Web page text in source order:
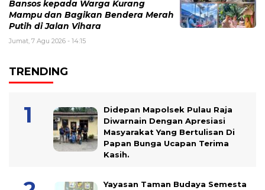
Bansos kepada Warga Kurang
Mampu dan Bagikan Bendera Merah
Putih di Jalan Vihara
Jumat, 7 Agu 2026 - 14:15
TRENDING
Didepan Mapolsek Pulau Raja
Diwarnain Dengan Apresiasi
Masyarakat Yang Bertulisan Di
Papan Bunga Ucapan Terima
Kasih.
Yayasan Taman Budaya Semesta